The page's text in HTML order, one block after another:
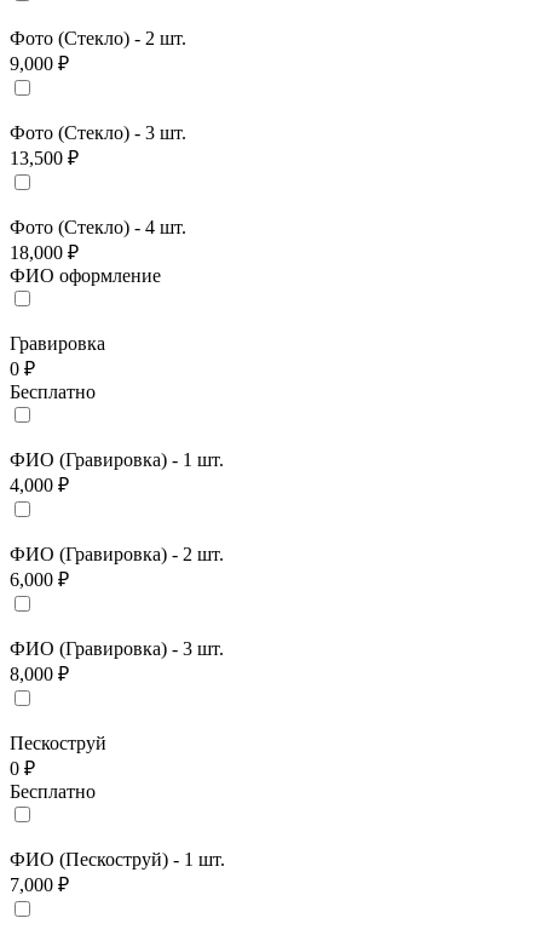
Фото (Стекло) - 2 шт.
9,000 ₽
Фото (Стекло) - 3 шт.
13,500 ₽
Фото (Стекло) - 4 шт.
18,000 ₽
ФИО оформление
Гравировка
0 ₽
Бесплатно
ФИО (Гравировка) - 1 шт.
4,000 ₽
ФИО (Гравировка) - 2 шт.
6,000 ₽
ФИО (Гравировка) - 3 шт.
8,000 ₽
Пескоструй
0 ₽
Бесплатно
ФИО (Пескоструй) - 1 шт.
7,000 ₽